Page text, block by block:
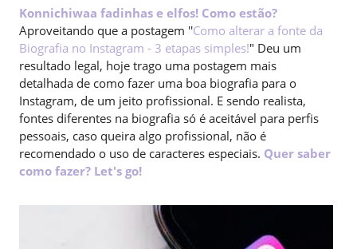
Konnichiwaa fadinhas e elfos! Como estão?
Aproveitando que a postagem ''Como alterar a fonte da
Biografia no Instagram - 3 etapas simples!" Deu um
resultado legal, hoje trago uma postagem mais
detalhada de como fazer uma boa biografia para o
Instagram, de um jeito profissional. E sendo realista,
fontes diferentes na biografia só é aceitável para perfis
pessoais, caso queira algo profissional, não é
recomendado o uso de caracteres especiais. Quer saber
como fazer? Let's go!